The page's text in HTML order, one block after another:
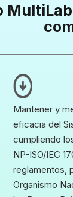
Mantener y
eficacia del
cumpliendo
NP-ISO/IEC
reglamentos,
Organismo